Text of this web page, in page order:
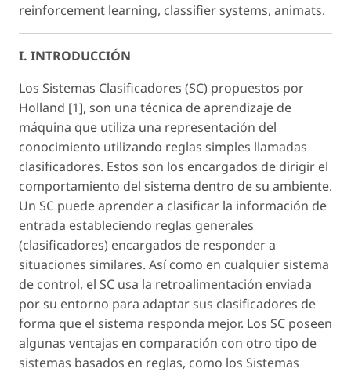
reinforcement learning, classifier systems, animats.
I. INTRODUCCIÓN
Los Sistemas Clasificadores (SC) propuestos por
Holland [1], son una técnica de aprendizaje de
máquina que utiliza una representación del
conocimiento utilizando reglas simples llamadas
clasificadores. Estos son los encargados de dirigir el
comportamiento del sistema dentro de su ambiente.
Un SC puede aprender a clasificar la información de
entrada estableciendo reglas generales
(clasificadores) encargados de responder a
situaciones similares. Así como en cualquier sistema
de control, el SC usa la retroalimentación enviada
por su entorno para adaptar sus clasificadores de
forma que el sistema responda mejor. Los SC poseen
algunas ventajas en comparación con otro tipo de
sistemas basados en reglas, como los Sistemas